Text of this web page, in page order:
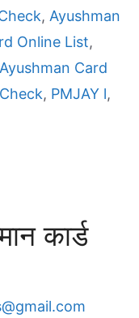
, Ayushman
Online List,
Ayushman Card
, PMJAY l,
कार्ड